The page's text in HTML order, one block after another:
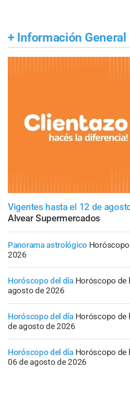
+ Información General
Vigentes hasta el 12 de
Alvear Supermercados
Panorama astrológico
2026
Horóscopo del día Horóscopo de
agosto de 2026
Horóscopo del día Horóscopo de
de agosto de 2026
Horóscopo del día Horóscopo de
06 de agosto de 2026